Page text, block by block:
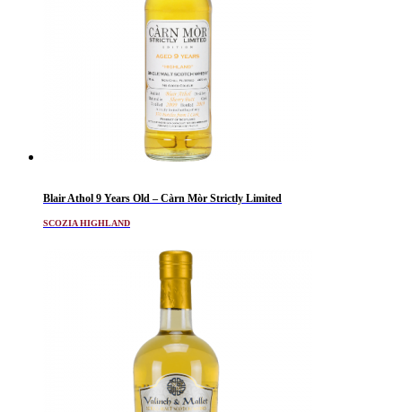
Blair Athol 9 Years Old – Càrn Mòr Strictly Limited
SCOZIA HIGHLAND